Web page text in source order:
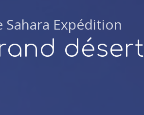
Sahara Expédition
désert